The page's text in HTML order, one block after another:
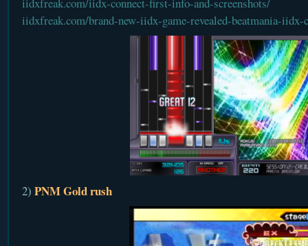
iidxfreak.com/brand-new-iidx-game-revealed-beatmania-iidx-
2) PNM Gold rush